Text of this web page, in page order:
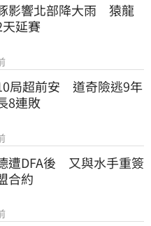
影響北部降大雨　猿龍
延賽
局超前安　道奇險逃9年
8連敗
遭DFA後　又與水手重簽
合約